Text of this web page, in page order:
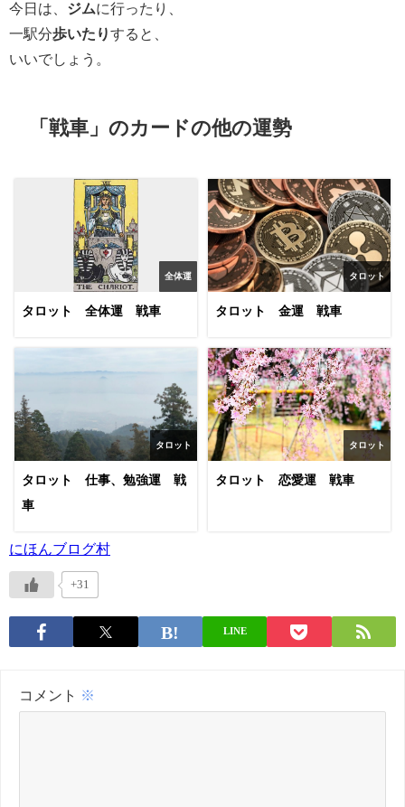
今日は、 ジムに行ったり、
一駅分歩いたりすると、
いいでしょう。
「戦車」のカードの他の運勢
全体運
タロット 全体運 戦車
タロット
タロット 金運 戦車
タロット
タロット 仕事、勉強運 戦
車
タロット
タロット 恋愛運 戦車
にほんブログ村
+31
LINE
コメント ※